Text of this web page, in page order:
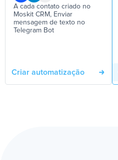
A cada contato criado no
Moskit CRM, Enviar
mensagem de texto no
Telegram Bot
Criar automatização